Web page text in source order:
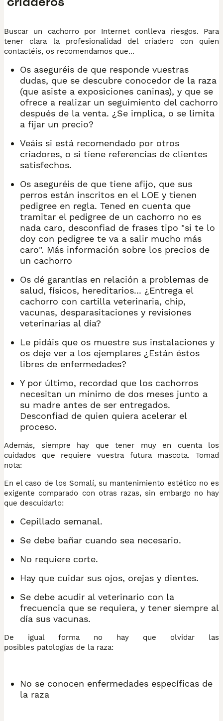
Buscar un cachorro por Internet conlleva riesgos. Para
tener clara la profesionalidad del criadero con quien
contactéis, os recomendamos que...
Os aseguréis de que responde vuestras
dudas, que se descubre conocedor de la raza
(que asiste a exposiciones caninas), y que se
ofrece a realizar un seguimiento del cachorro
después de la venta. ¿Se implica, o se limita
a fijar un precio?
Veáis si está recomendado por otros
criadores, o si tiene referencias de clientes
satisfechos.
Os aseguréis de que tiene afijo, que sus
perros están inscritos en el LOE y tienen
pedigree en regla. Tened en cuenta que
tramitar el pedigree de un cachorro no es
nada caro, desconfiad de frases tipo "si te lo
doy con pedigree te va a salir mucho más
caro". Más información sobre los precios de
un cachorro
Os dé garantías en relación a problemas de
salud, físicos, hereditarios... ¿Entrega el
cachorro con cartilla veterinaria, chip,
vacunas, desparasitaciones y revisiones
veterinarias al día?
Le pidáis que os muestre sus instalaciones y
os deje ver a los ejemplares ¿Están éstos
libres de enfermedades?
Y por último, recordad que los cachorros
necesitan un mínimo de dos meses junto a
su madre antes de ser entregados.
Desconfiad de quien quiera acelerar el
proceso.
Además, siempre hay que tener muy en cuenta los
cuidados que requiere vuestra futura mascota. Tomad
nota:
En el caso de los Somalí, su mantenimiento estético no es
exigente comparado con otras razas, sin embargo no hay
que descuidarlo:
Cepillado semanal.
Se debe bañar cuando sea necesario.
No requiere corte.
Hay que cuidar sus ojos, orejas y dientes.
Se debe acudir al veterinario con la
frecuencia que se requiera, y tener siempre al
día sus vacunas.
De igual forma no hay que olvidar las
posibles patologías de la raza:
No se conocen enfermedades específicas de
la raza